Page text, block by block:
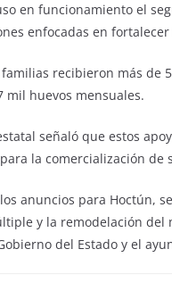
en funcionamiento el
enfocadas en
familias recibieron más de
mil huevos mensuales.
señaló que estos
la comercialización de
anuncios para Hoctún,
y la remodelación
del Estado y el